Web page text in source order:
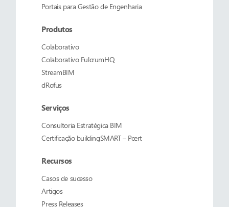
Portais para Gestão de Engenharia
Produtos
Colaborativo
Colaborativo FulcrumHQ
StreamBIM
dRofus
Serviços
Consultoria Estratégica BIM
Certificação buildingSMART – Pcert
Recursos
Casos de sucesso
Artigos
Press Releases